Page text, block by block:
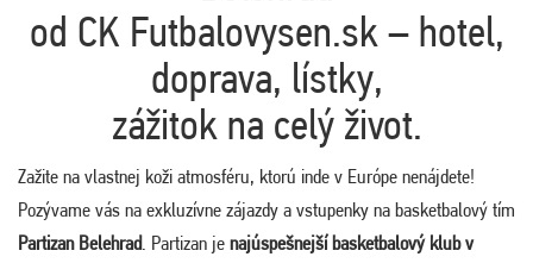
od CK Futbalovysen.sk – hotel,
doprava, lístky,
zážitok na celý život.
Zažite na vlastnej koži atmosféru, ktorú inde v Európe nenájdete!
Pozývame vás na exkluzívne zájazdy a vstupenky na basketbalový tím
Partizan Belehrad. Partizan je najúspešnejší basketbalový klub v